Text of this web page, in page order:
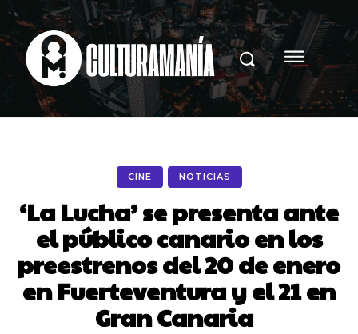
CINE NOTICIAS
‘La Lucha’ se presenta ante
el público canario en los
preestrenos del 20 de enero
en Fuerteventura y el 21 en
Gran Canaria